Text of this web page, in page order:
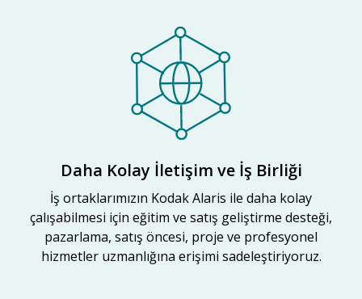
Daha Kolay İletişim ve İş Birliği
İş ortaklarımızın Kodak Alaris ile daha kolay
çalışabilmesi için eğitim ve satış geliştirme desteği,
pazarlama, satış öncesi, proje ve profesyonel
hizmetler uzmanlığına erişimi sadeleştiriyoruz.